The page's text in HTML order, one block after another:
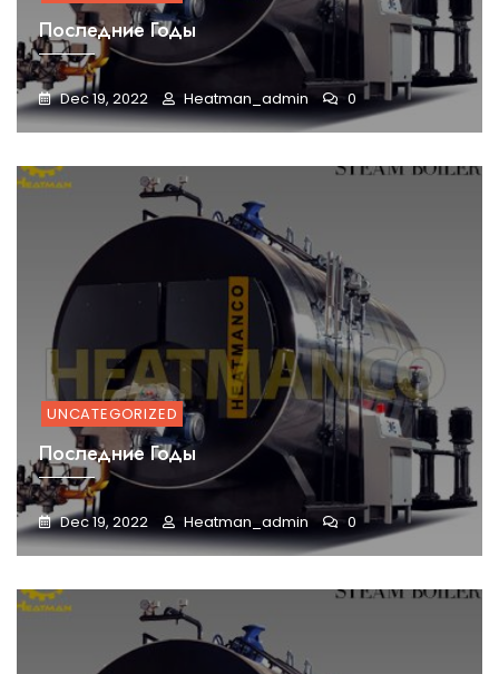
Последние Годы
Dec 19, 2022 Heatman_admin 0
UNCATEGORIZED
Последние Годы
Dec 19, 2022 Heatman_admin 0